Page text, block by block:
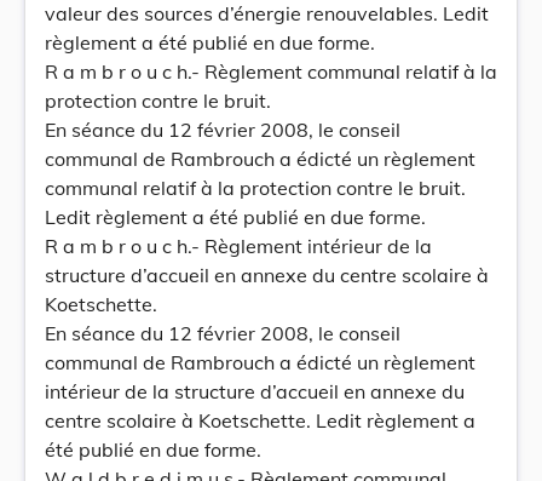
valeur des sources d’énergie renouvelables. Ledit
règlement a été publié en due forme.
R a m b r o u c h.- Règlement communal relatif à la
protection contre le bruit.
En séance du 12 février 2008, le conseil
communal de Rambrouch a édicté un règlement
communal relatif à la protection contre le bruit.
Ledit règlement a été publié en due forme.
R a m b r o u c h.- Règlement intérieur de la
structure d’accueil en annexe du centre scolaire à
Koetschette.
En séance du 12 février 2008, le conseil
communal de Rambrouch a édicté un règlement
intérieur de la structure d’accueil en annexe du
centre scolaire à Koetschette. Ledit règlement a
été publié en due forme.